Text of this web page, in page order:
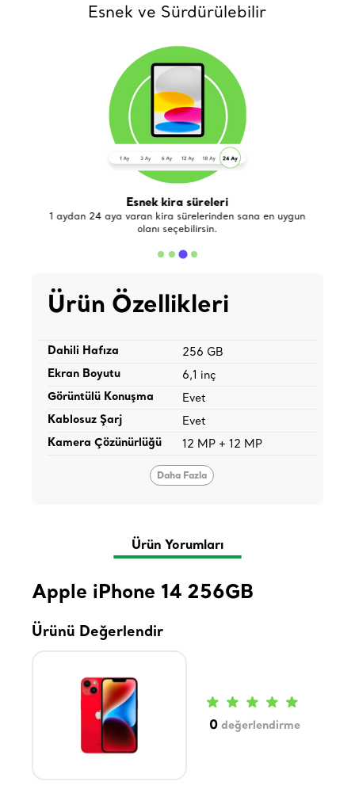
Esnek ve Sürdürülebilir
Esnek kira süreleri
1 aydan 24 aya varan kira sürelerinden sana en uygun
olanı seçebilirsin.
Ürün Özellikleri
Dahili Hafıza 256 GB
Ekran Boyutu 6,1 inç
Görüntülü Konuşma Evet
Kablosuz Şarj Evet
Kamera Çözünürlüğü 12 MP + 12 MP
Daha Fazla
Ürün Yorumları
Apple iPhone 14 256GB
Ürünü Değerlendir
0 değerlendirme